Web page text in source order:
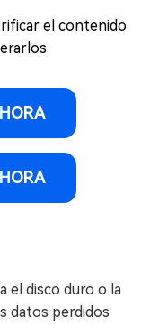
el contenido
el disco duro o la
datos perdidos